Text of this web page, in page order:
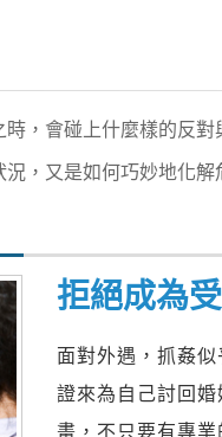
，會碰上什麼樣的反
，又是如何巧妙地化
拒絕成為
面對外遇，抓姦
證來為自己討回
畫，不只要有專